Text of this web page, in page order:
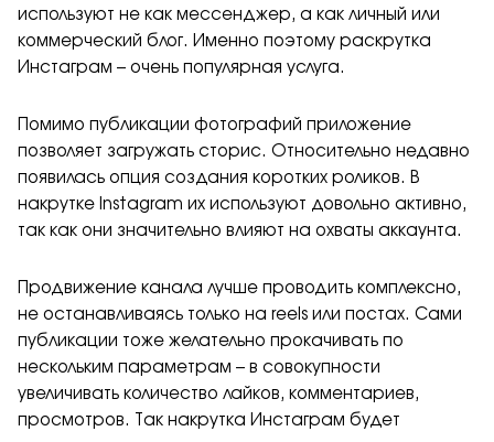
используют не как мессенджер, а как личный или
коммерческий блог. Именно поэтому раскрутка
Инстаграм – очень популярная услуга.
Помимо публикации фотографий приложение
позволяет загружать сторис. Относительно недавно
появилась опция создания коротких роликов. В
накрутке Instagram их используют довольно активно,
так как они значительно влияют на охваты аккаунта.
Продвижение канала лучше проводить комплексно,
не останавливаясь только на reels или постах. Сами
публикации тоже желательно прокачивать по
нескольким параметрам – в совокупности
увеличивать количество лайков, комментариев,
просмотров. Так накрутка Инстаграм будет